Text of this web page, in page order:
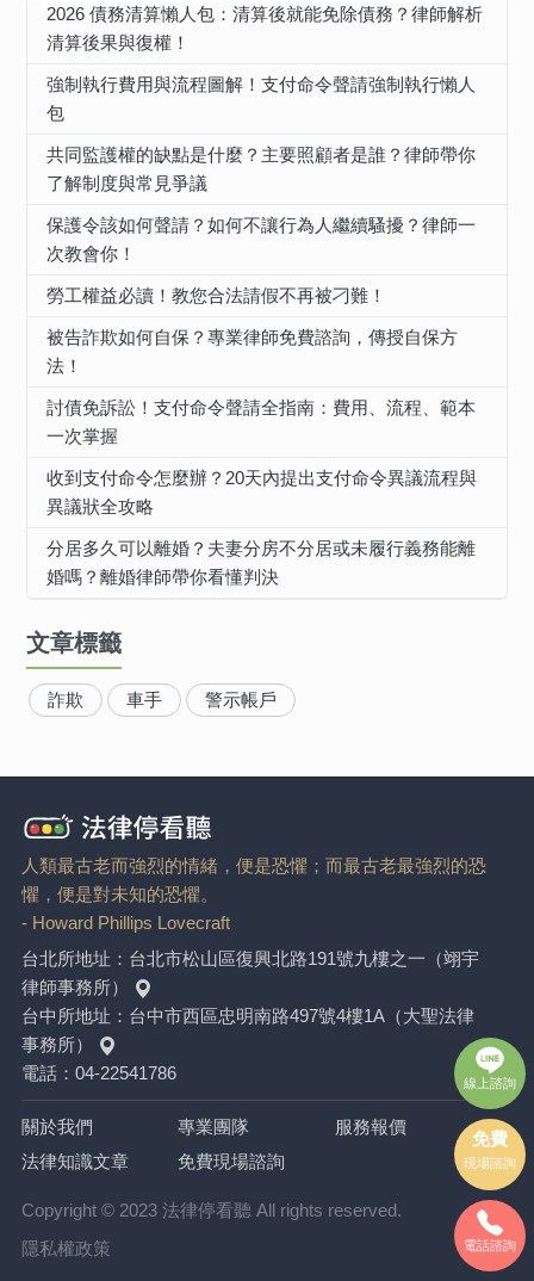
2026 債務清算懶人包：清算後就能免除債務？律師解析
清算後果與復權！
強制執行費用與流程圖解！支付命令聲請強制執行懶人
包
共同監護權的缺點是什麼？主要照顧者是誰？律師帶你
了解制度與常見爭議
保護令該如何聲請？如何不讓行為人繼續騷擾？律師一
次教會你！
勞工權益必讀！教您合法請假不再被刁難！
被告詐欺如何自保？專業律師免費諮詢，傳授自保方
法！
討債免訴訟！支付命令聲請全指南：費用、流程、範本
一次掌握
收到支付命令怎麼辦？20天內提出支付命令異議流程與
異議狀全攻略
分居多久可以離婚？夫妻分房不分居或未履行義務能離
婚嗎？離婚律師帶你看懂判決
文章標籤
詐欺 車手 警示帳戶
人類最古老而強烈的情緒，便是恐懼；而最古老最強烈的恐
懼，便是對未知的恐懼。
- Howard Phillips Lovecraft
台北所地址： 台北市松山區復興北路191號九樓之一（翊宇
律師事務所）
台中所地址： 台中市西區忠明南路497號4樓1A（大聖法律
事務所）
電話： 04-22541786
關於我們 專業團隊
服務報價
法律知識文章
免費現場諮詢
Copyright © 2023 法律停看聽 All rights reserved.
隱私權政策
線上諮詢
免費
現場諮詢
電話諮詢